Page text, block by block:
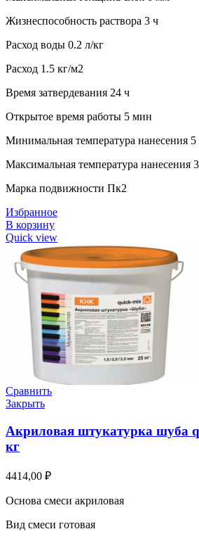
Жизнеспособность раствора 3 ч
Расход воды 0.2 л/кг
Расход 1.5 кг/м2
Время затвердевания 24 ч
Открытое время работы 5 мин
Минимальная температура нанесения 5
Максимальная температура нанесения
Марка подвижности Пк2
Избранное
В корзину
Quick view
Сравнить
Закрыть
Акриловая штукатурка шуба
кг
4414,00 ₽
Основа смеси акриловая
Вид смеси готовая